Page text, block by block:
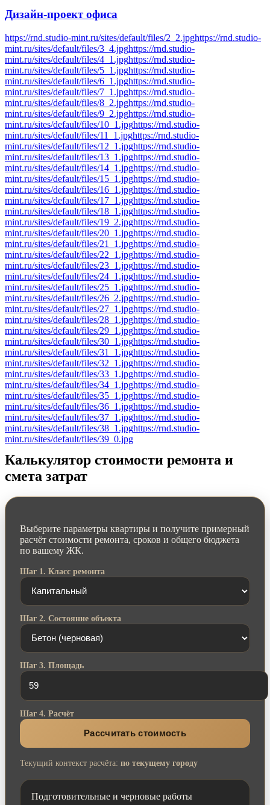
Дизайн-проектофиса
https://rnd.studio-mint.ru/sites/default/files/2_2.jpghttps://rnd.studio-
mint.ru/sites/default/files/3_4.jpghttps://rnd.studio-
mint.ru/sites/default/files/4_1.jpghttps://rnd.studio-
mint.ru/sites/default/files/5_1.jpghttps://rnd.studio-
mint.ru/sites/default/files/6_1.jpghttps://rnd.studio-
mint.ru/sites/default/files/7_1.jpghttps://rnd.studio-
mint.ru/sites/default/files/8_2.jpghttps://rnd.studio-
mint.ru/sites/default/files/9_2.jpghttps://rnd.studio-
mint.ru/sites/default/files/10_1.jpghttps://rnd.studio-
mint.ru/sites/default/files/11_1.jpghttps://rnd.studio-
mint.ru/sites/default/files/12_1.jpghttps://rnd.studio-
mint.ru/sites/default/files/13_1.jpghttps://rnd.studio-
mint.ru/sites/default/files/14_1.jpghttps://rnd.studio-
mint.ru/sites/default/files/15_1.jpghttps://rnd.studio-
mint.ru/sites/default/files/16_1.jpghttps://rnd.studio-
mint.ru/sites/default/files/17_1.jpghttps://rnd.studio-
mint.ru/sites/default/files/18_1.jpghttps://rnd.studio-
mint.ru/sites/default/files/19_2.jpghttps://rnd.studio-
mint.ru/sites/default/files/20_1.jpghttps://rnd.studio-
mint.ru/sites/default/files/21_1.jpghttps://rnd.studio-
mint.ru/sites/default/files/22_1.jpghttps://rnd.studio-
mint.ru/sites/default/files/23_1.jpghttps://rnd.studio-
mint.ru/sites/default/files/24_1.jpghttps://rnd.studio-
mint.ru/sites/default/files/25_1.jpghttps://rnd.studio-
mint.ru/sites/default/files/26_2.jpghttps://rnd.studio-
mint.ru/sites/default/files/27_1.jpghttps://rnd.studio-
mint.ru/sites/default/files/28_1.jpghttps://rnd.studio-
mint.ru/sites/default/files/29_1.jpghttps://rnd.studio-
mint.ru/sites/default/files/30_1.jpghttps://rnd.studio-
mint.ru/sites/default/files/31_1.jpghttps://rnd.studio-
mint.ru/sites/default/files/32_1.jpghttps://rnd.studio-
mint.ru/sites/default/files/33_1.jpghttps://rnd.studio-
mint.ru/sites/default/files/34_1.jpghttps://rnd.studio-
mint.ru/sites/default/files/35_1.jpghttps://rnd.studio-
mint.ru/sites/default/files/36_1.jpghttps://rnd.studio-
mint.ru/sites/default/files/37_1.jpghttps://rnd.studio-
mint.ru/sites/default/files/38_1.jpghttps://rnd.studio-
mint.ru/sites/default/files/39_0.jpg
Калькулятор стоимости ремонта и
смета затрат
Выберите параметры квартиры и получите примерный
расчёт стоимости ремонта, сроков и общего бюджета
по вашему ЖК.
Шаг 1. Класс ремонта
Шаг 2. Состояние объекта
Шаг 3. Площадь
Шаг 4. Расчёт
Рассчитать стоимость
Текущий контекст расчёта: по текущему городу
Подготовительные и черновые работы